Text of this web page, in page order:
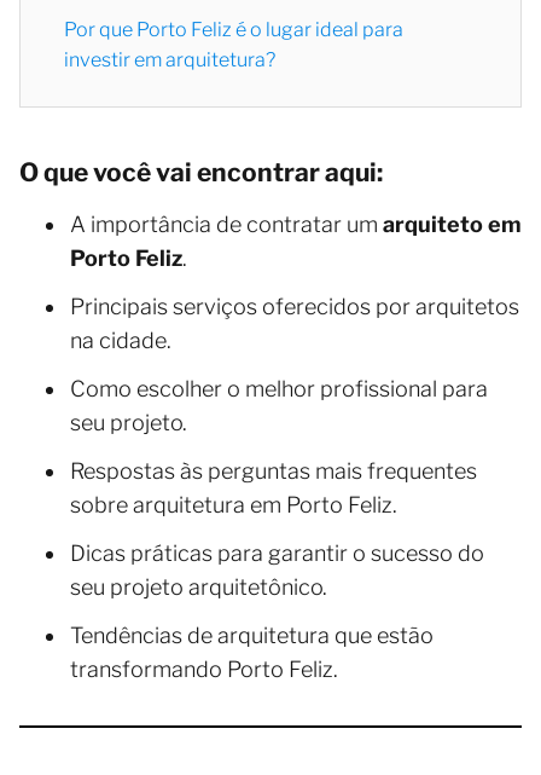
Por que Porto Feliz é o lugar ideal para
investir em arquitetura?
O que você vai encontrar aqui:
A importância de contratar um arquiteto em
Porto Feliz.
Principais serviços oferecidos por arquitetos
na cidade.
Como escolher o melhor profissional para
seu projeto.
Respostas às perguntas mais frequentes
sobre arquitetura em Porto Feliz.
Dicas práticas para garantir o sucesso do
seu projeto arquitetônico.
Tendências de arquitetura que estão
transformando Porto Feliz.